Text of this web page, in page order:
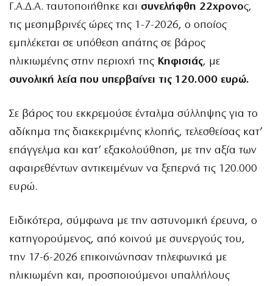
Γ.Α.Δ.Α. ταυτοποιήθηκε και συνελήφθη 22χρονος,
τις μεσημβρινές ώρες της 1-7-2026, ο οποίος
εμπλέκεται σε υπόθεση απάτης σε βάρος
ηλικιωμένης στην περιοχή της Κηφισιάς, με
συνολική λεία που υπερβαίνει τις 120.000 ευρώ.
Σε βάρος του εκκρεμούσε ένταλμα σύλληψης για το
αδίκημα της διακεκριμένης κλοπής, τελεσθείσας κατ’
επάγγελμα και κατ’ εξακολούθηση, με την αξία των
αφαιρεθέντων αντικειμένων να ξεπερνά τις 120.000
ευρώ.
Ειδικότερα, σύμφωνα με την αστυνομική έρευνα, ο
κατηγορούμενος, από κοινού με συνεργούς του,
την 17-6-2026 επικοινώνησαν τηλεφωνικά με
ηλικιωμένη και, προσποιούμενοι υπαλλήλους